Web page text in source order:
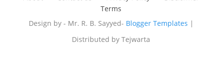
Terms
Design by - Mr. R. B. Sayyed- Blogger Templates |
Distributed by Tejwarta